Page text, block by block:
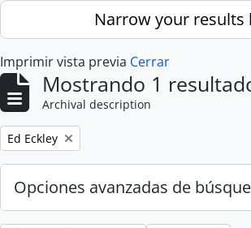
Skip to main contentNarrow your results
Imprimir vista previa Cerrar
Mostrando 1
Archival description
Remove filter:
Ed Eckley
Opciones avanzadas de